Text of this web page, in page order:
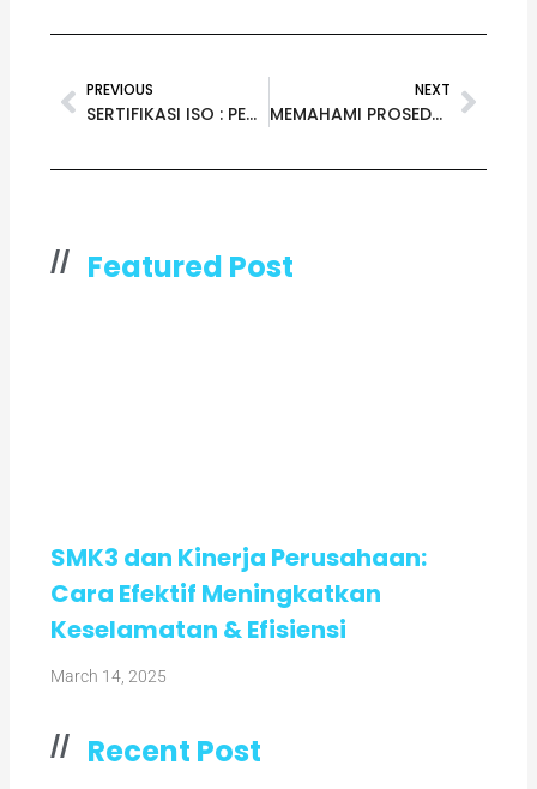
Prev
PREVIOUS
SERTIFIKASI ISO : PENGERTIAN DAN MANFAAT – JASA SERTIFIKASI ISO AKREDITASI KAN
NEXT
MEMAHAMI PROSEDUR DAN ATURAN YANG BERLAKU SELAMA PROSES AUDIT
Next
// Featured Post
SMK3 dan Kinerja Perusahaan:
Cara Efektif Meningkatkan
Keselamatan & Efisiensi
March 14, 2025
// Recent Post